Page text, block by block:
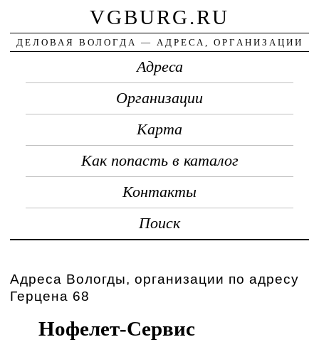
VGBURG.RU
ДЕЛОВАЯ ВОЛОГДА — АДРЕСА, ОРГАНИЗАЦИИ
Адреса
Организации
Карта
Как попасть в каталог
Контакты
Поиск
Адреса Вологды, организации по адресу
Герцена 68
Нофелет-Сервис